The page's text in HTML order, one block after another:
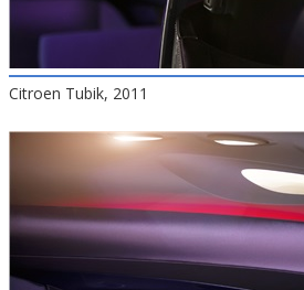
Citroen Tubik, 2011